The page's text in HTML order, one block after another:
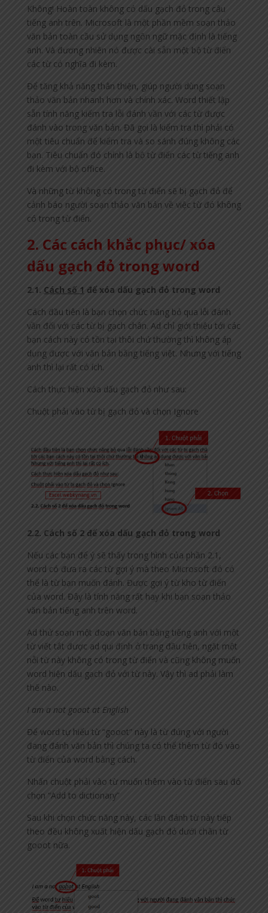
Không! Hoàn toàn không có dấu gạch đỏ trong câu
tiếng anh trên. Microsoft là một phần mềm soạn thảo
văn bản toàn cầu sử dụng ngôn ngữ mặc định là tiếng
anh. Và đương nhiên nó được cài sẵn một bộ từ điển
các từ có nghĩa đi kèm.
Để tăng khả năng thân thiện, giúp người dùng soạn
thảo văn bản nhanh hơn và chính xác. Word thiết lập
sẵn tính năng kiểm tra lỗi đánh vần với các từ được
đánh vào trong văn bản. Đã gọi là kiểm tra thì phải có
một tiêu chuẩn để kiểm tra và so sánh đúng không các
bạn. Tiêu chuẩn đó chính là bộ từ điển các từ tiếng anh
đi kèm với bộ office.
Và những từ không có trong từ điển sẽ bị gạch đỏ để
cảnh báo người soạn thảo văn bản về việc từ đó không
có trong từ điển.
2. Các cách khắc phục/ xóa
dấu gạch đỏ trong word
2.1. Cách số 1 để xóa dấu gạch đỏ trong word
Cách đầu tiên là bạn chọn chức năng bỏ qua lỗi đánh
vần đối với các từ bị gạch chân. Ad chỉ giới thiệu tới các
bạn cách này có tồn tại thôi chứ thường thì không áp
dụng được với văn bản bằng tiếng việt. Nhưng với tiếng
anh thì lại rất có ích.
Cách thực hiện xóa dấu gạch đỏ như sau:
Chuột phải vào từ bị gạch đỏ và chọn Ignore
2.2. Cách số 2 để xóa dấu gạch đỏ trong word
Nếu các bạn để ý sẽ thấy trong hình của phần 2.1,
word có đưa ra các từ gợi ý mà theo Microsoft đó có
thể là từ bạn muốn đánh. Được gợi ý từ kho từ điển
của word. Đây là tính năng rất hay khi bạn soạn thảo
văn bản tiếng anh trên word.
Ad thử soạn một đoạn văn bản bằng tiếng anh với một
từ viết tắt được ad qui định ở trang đầu tiên, ngặt một
nỗi từ này không có trong từ điển và cũng không muốn
word hiện dấu gạch đỏ với từ này. Vậy thì ad phải làm
thế nào.
I am a not gooot at English
Để word tự hiểu từ “gooot” này là từ đúng với người
đang đánh văn bản thì chúng ta có thể thêm từ đó vào
từ điển của word bằng cách.
Nhấn chuột phải vào từ muốn thêm vào từ điển sau đó
chọn “Add to dictionary”
Sau khi chọn chức năng này, các lần đánh từ này tiếp
theo đều không xuất hiện dấu gạch đỏ dưới chân từ
gooot nữa.